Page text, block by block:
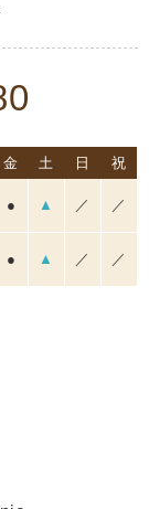
金 土 日
祝
● ▲ ／ ／
● ▲ ／ ／